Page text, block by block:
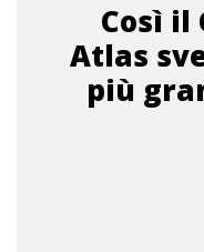
Così il
Atlas
più